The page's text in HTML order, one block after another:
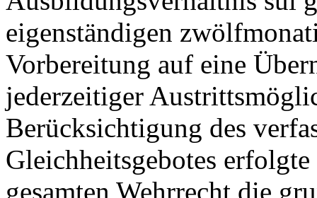
eigenständigen
Vorbereitung auf eine
jederzeitiger
Berücksichtigung des
Gleichheitsgebotes
gesamten Wehrrecht die